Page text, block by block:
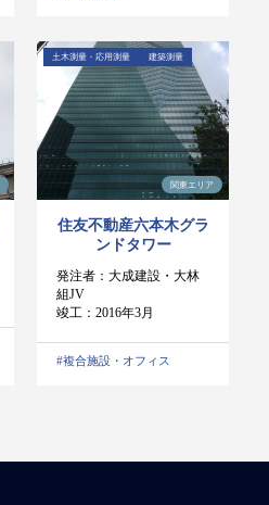
住友不動産六本木グラ
ンドタワー
発注者：大成建設・大林
組JV
竣工：2016年3月
土木測量・応用測量 建築測量
#複合施設・オフィス
関東エリア